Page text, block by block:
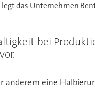
das Unternehmen
bei
eine